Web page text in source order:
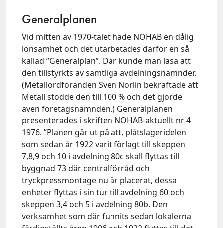
Generalplanen
Vid mitten av 1970-talet hade NOHAB en dålig
lönsamhet och det utarbetades därför en så
kallad ”Generalplan”. Där kunde man läsa att
den tillstyrkts av samtliga avdelningsnämnder.
(Metallordföranden Sven Norlin bekräftade att
Metall stödde den till 100 % och det gjorde
även företagsnämnden.) Generalplanen
presenterades i skriften NOHAB-aktuellt nr 4
1976. ”Planen går ut på att, plåtslageridelen
som sedan år 1922 varit förlagt till skeppen
7,8,9 och 10 i avdelning 80c skall flyttas till
byggnad 73 där centralförråd och
tryckpressmontage nu är placerat, dessa
enheter flyttas i sin tur till avdelning 60 och
skeppen 3,4 och 5 i avdelning 80b. Den
verksamhet som där funnits sedan lokalerna